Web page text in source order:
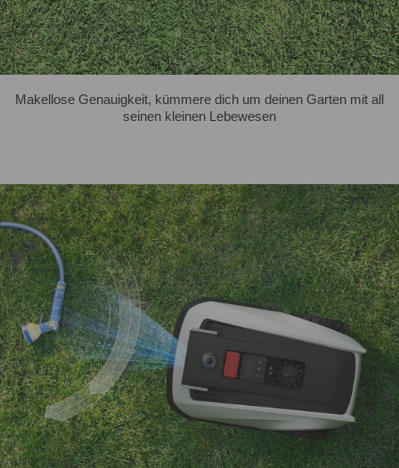
Makellose Genauigkeit, kümmere dich um deinen Garten mit all
seinen kleinen Lebewesen